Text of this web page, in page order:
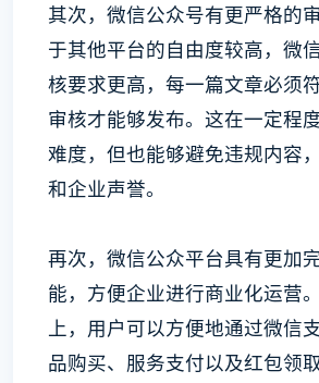
其次，微信公众号有更严格的
于其他平台的自由度较高，微
核要求更高，每一篇文章必须
审核才能够发布。这在一定程
难度，但也能够避免违规内容
和企业声誉。
再次，微信公众平台具有更加
能，方便企业进行商业化运营
上，用户可以方便地通过微信
品购买、服务支付以及红包领